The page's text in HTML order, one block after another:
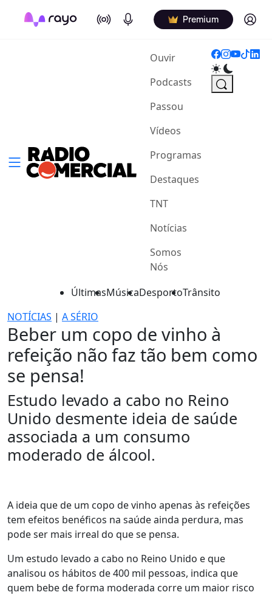
On Air Podcasts Premium Log in
Ouvir(current)
Podcasts
Passou
Vídeos
Programas
Destaques
TNT
Notícias
Somos
Nós
ÚltimasMúsicaDesportoTrânsito
NOTÍCIAS | A SÉRIO
Beber um copo de vinho à
refeição não faz tão bem como
se pensa!
Estudo levado a cabo no Reino
Unido desmente ideia de saúde
associada a um consumo
moderado de álcool.
A ideia que de um copo de vinho apenas às refeições
tem efeitos benéficos na saúde ainda perdura, mas
pode ser mais irreal do que se pensa.
Um estudo levado a cabo no Reino Unido e que
analisou os hábitos de 400 mil pessoas, indica que
quem bebe de forma moderada corre um maior risco